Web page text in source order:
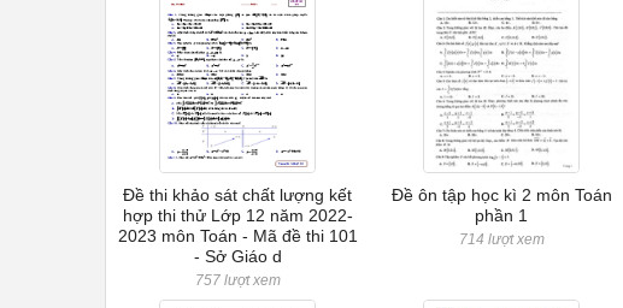
Đề thi khảo sát chất lượng kết
hợp thi thử Lớp 12 năm 2022-
2023 môn Toán - Mã đề thi 101
- Sở Giáo d
757 lượt xem
Đề ôn tập học kì 2 môn Toán
phần 1
714 lượt xem